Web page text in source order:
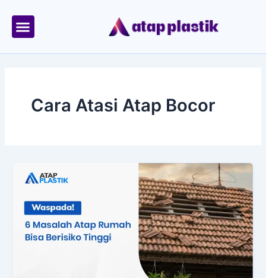
content
Cara Atasi Atap Bocor